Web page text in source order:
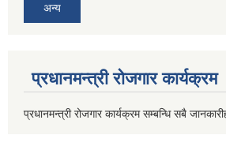
अन्य
प्रधानमन्त्री रोजगार कार्यक्रम
प्रधानमन्त्री रोजगार कार्यक्रम सम्बन्धि सबै